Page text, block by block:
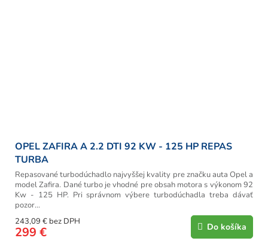
OPEL ZAFIRA A 2.2 DTI 92 KW - 125 HP REPAS
TURBA
243,09 € bez DPH
299 € Do košíka
Repasované turbodúchadlo najvyššej kvality pre značku auta Opel a
model Zafira. Dané turbo je vhodné pre obsah motora s výkonom 92
Kw - 125 HP. Pri správnom výbere turbodúchadla treba dávať
pozor...